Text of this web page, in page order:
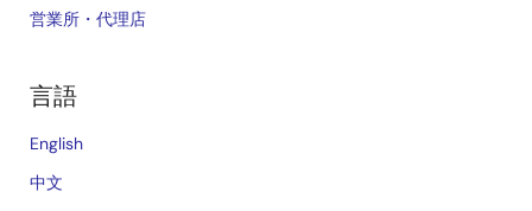
営業所・代理店
言語
English
中文